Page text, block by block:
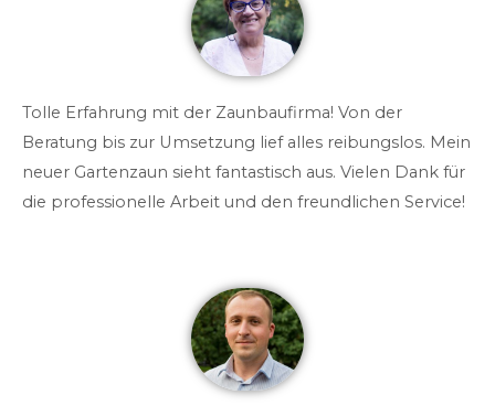
Tolle Erfahrung mit der Zaunbaufirma! Von der
Beratung bis zur Umsetzung lief alles reibungslos. Mein
neuer Gartenzaun sieht fantastisch aus. Vielen Dank für
die professionelle Arbeit und den freundlichen Service!